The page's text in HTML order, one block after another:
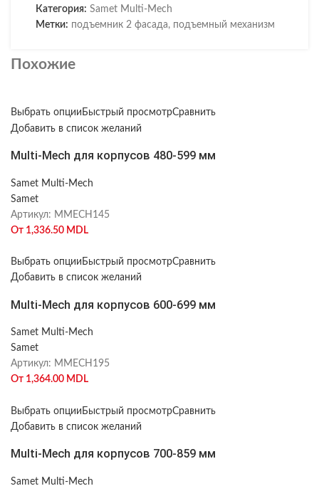
Категория: Samet Multi-Mech
Метки: подъемник 2 фасада, подъемный механизм
Похожие
Выбрать опции Быстрый просмотрСравнить
Добавить в список желаний
Multi-Mech для корпусов 480-599 мм
Samet Multi-Mech
Samet
Артикул: MMECH145
От 1,336.50 MDL
Выбрать опции Быстрый просмотрСравнить
Добавить в список желаний
Multi-Mech для корпусов 600-699 мм
Samet Multi-Mech
Samet
Артикул: MMECH195
От 1,364.00 MDL
Выбрать опции Быстрый просмотрСравнить
Добавить в список желаний
Multi-Mech для корпусов 700-859 мм
Samet Multi-Mech